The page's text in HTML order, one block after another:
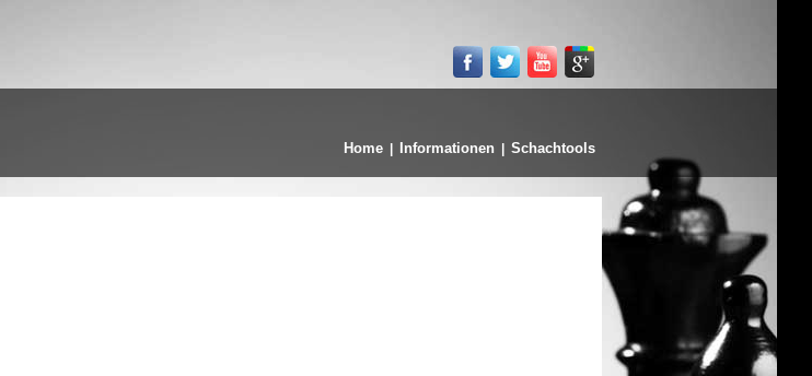
Home Informationen Schachtools